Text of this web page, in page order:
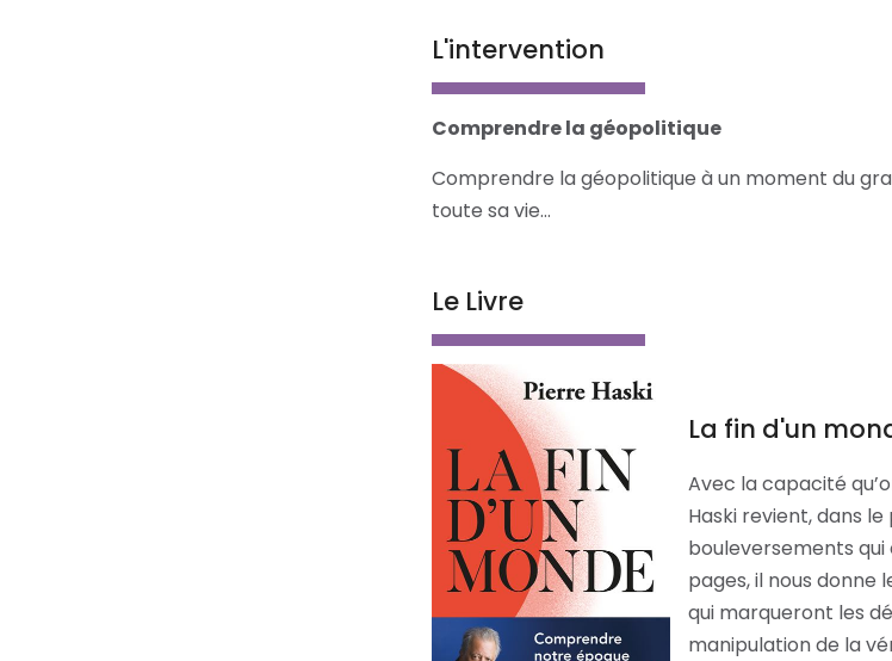
L'intervention
Comprendre la géopolitique
Comprendre la géopolitique à un moment du
toute sa vie…
Le Livre
La fin d'un
Avec la capacité
Haski revient, dans
bouleversements
pages, il nous donne
qui marqueront les
manipulation de la